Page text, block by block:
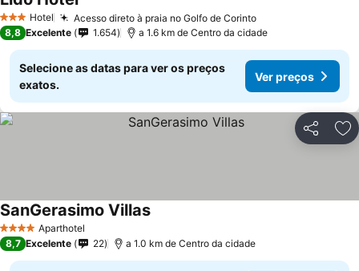
3 EstrelasHotel Acesso direto à praia no Golfo de Corinto
8,8 Excelente 1.654 a 1.6 km de Centro da cidade
Selecione as datas para ver os preços
exatos.
Ver preços
Partilhar
4 EstrelasAparthotel
SanGerasimo Villas
8,7 Excelente 22 a 1.0 km de Centro da cidade